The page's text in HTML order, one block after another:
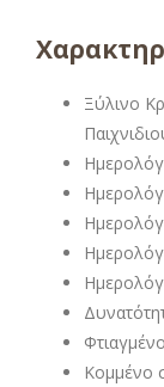
Ξύλινο
Κομμένο